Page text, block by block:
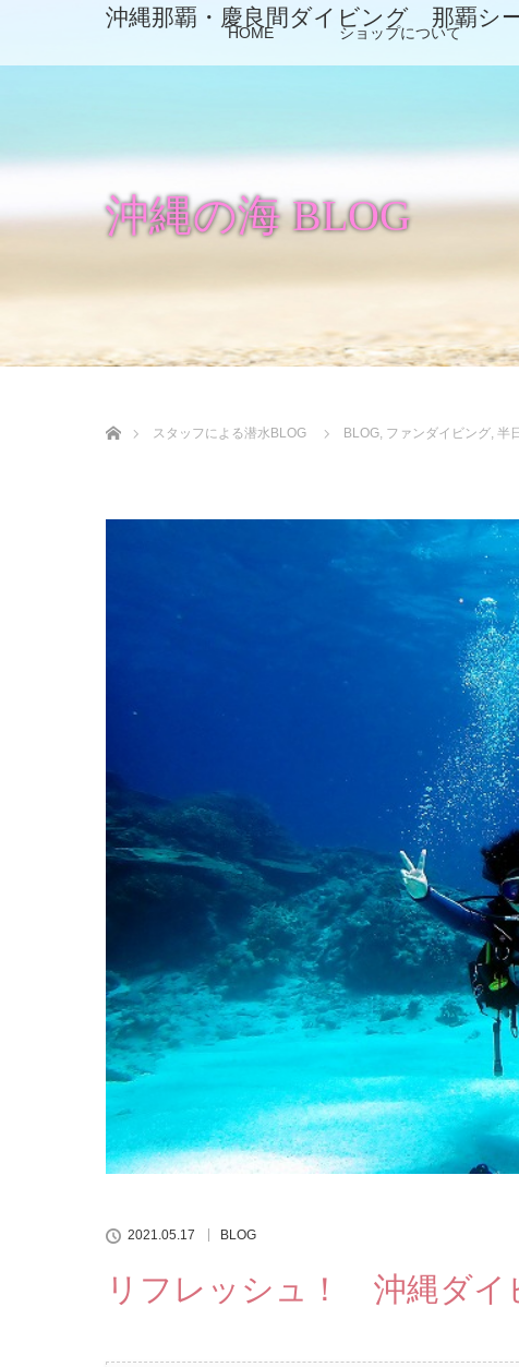
沖縄那覇・慶良間ダイビング 那覇シ
HOME ショップについて
沖縄の海 BLOG
スタッフによる潜水BLOG
BLOG, ファンダイビング, 半
2021.05.17 BLOG
リフレッシュ！ 沖縄ダ